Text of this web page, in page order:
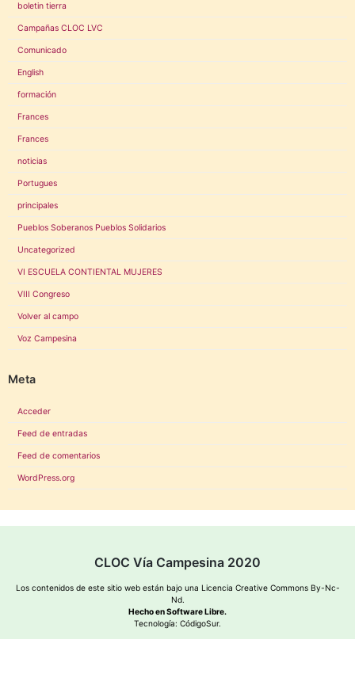
boletin tierra
Campañas CLOC LVC
Comunicado
English
formación
Frances
Frances
noticias
Portugues
principales
Pueblos Soberanos Pueblos Solidarios
Uncategorized
VI ESCUELA CONTIENTAL MUJERES
VIII Congreso
Volver al campo
Voz Campesina
Meta
Acceder
Feed de entradas
Feed de comentarios
WordPress.org
CLOC Vía Campesina 2020
Los contenidos de este sitio web están bajo una Licencia Creative Commons By-Nc-
Nd.
Hecho en Software Libre.
Tecnología: CódigoSur.